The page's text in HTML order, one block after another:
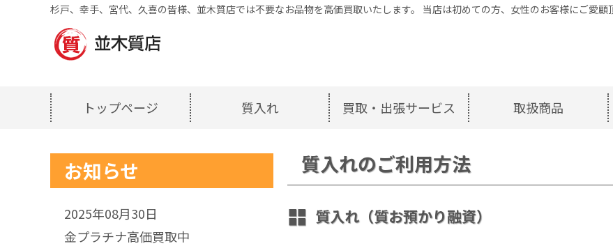
杉戸、幸手、宮代、久喜の皆様、並木質店では不要なお品物を高価買取いたします。 当店は初めての方、女性のお客様にご愛顧
トップページ 質入れ 買取・出張サービス 取扱商品
質入れのご利用方法
質入れ（質お預かり融資）
お知らせ
2025年08月30日
金プラチナ高価買取中